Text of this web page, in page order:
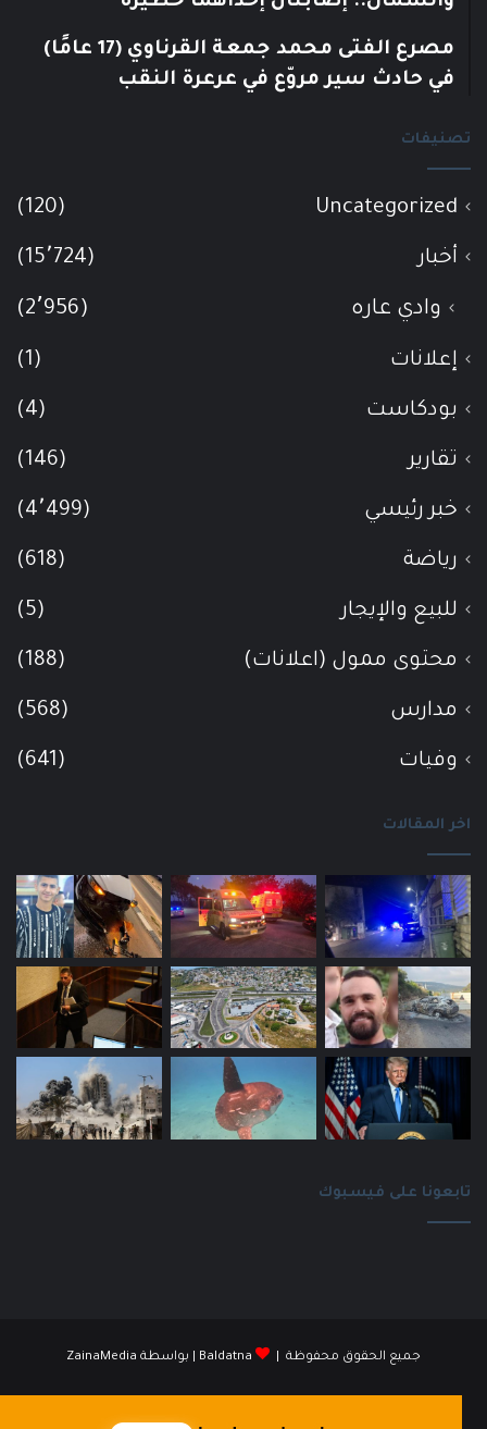
مصرع الفتى محمد جمعة القرناوي (17 عامًا)
في حادث سير مروّع في عرعرة النقب
تصنيفات
Uncategorized
(120)
أخبار (15٬724)
وادي عاره (2٬956)
إعلانات (1)
بودكاست (4)
تقارير (146)
خبر رئيسي (4٬499)
رياضة (618)
للبيع والإيجار (5)
محتوى ممول (اعلانات) (188)
مدارس (568)
وفيات (641)
اخر المقالات
تابعونا على فيسبوك
جميع الحقوق محفوظة | Baldatna | بواسطة ZainaMedia